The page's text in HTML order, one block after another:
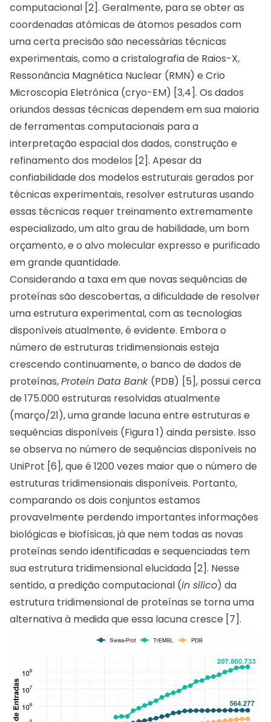
computacional [2]. Geralmente, para se obter as
coordenadas atômicas de átomos pesados com
uma certa precisão são necessárias técnicas
experimentais, como a cristalografia de Raios-X,
Ressonância Magnética Nuclear (RMN) e Crio
Microscopia Eletrônica (cryo-EM) [3,4]. Os dados
oriundos dessas técnicas dependem em sua maioria
de ferramentas computacionais para a
interpretação espacial dos dados, construção e
refinamento dos modelos [2]. Apesar da
confiabilidade dos modelos estruturais gerados por
técnicas experimentais, resolver estruturas usando
essas técnicas requer treinamento extremamente
especializado, um alto grau de habilidade, um bom
orçamento, e o alvo molecular expresso e purificado
em grande quantidade.
Considerando a taxa em que novas sequências de
proteínas são descobertas, a dificuldade de resolver
uma estrutura experimental, com as tecnologias
disponíveis atualmente, é evidente. Embora o
número de estruturas tridimensionais esteja
crescendo continuamente, o banco de dados de
proteínas,Protein Data Bank (PDB) [5], possui cerca
de 175.000 estruturas resolvidas atualmente
(março/21), uma grande lacuna entre estruturas e
sequências disponíveis (Figura 1) ainda persiste. Isso
se observa no número de sequências disponíveis no
UniProt [6], que é 1200 vezes maior que o número de
estruturas tridimensionais disponíveis. Portanto,
comparando os dois conjuntos estamos
provavelmente perdendo importantes informações
biológicas e biofísicas, já que nem todas as novas
proteínas sendo identificadas e sequenciadas tem
sua estrutura tridimensional elucidada [2]. Nesse
sentido, a predição computacional (in silico) da
estrutura tridimensional de proteínas se torna uma
alternativa à medida que essa lacuna cresce [7].